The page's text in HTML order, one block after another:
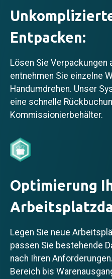
Entpacken:
Lösen Sie Verpackungen
entnehmen Sie einzelne
Handumdrehen. Unser
eine schnelle
Kommissionierbehälter.
Optimierung
Legen Sie neue
passen Sie bestehende
nach Ihren
Bereich bis